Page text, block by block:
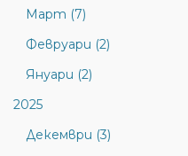
Март (7)
Февруари (2)
Януари (2)
2025
Декември (3)